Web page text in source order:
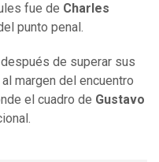
fue de Charles
punto penal.
de superar sus
margen del encuentro
el cuadro de Gustavo